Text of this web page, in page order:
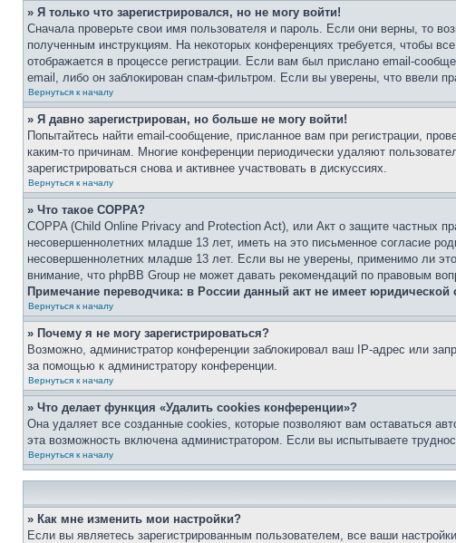
» Я только что зарегистрировался, но не могу войти!
Сначала проверьте свои имя пользователя и пароль. Если они верны, то
полученным инструкциям. На некоторых конференциях требуется, чтобы
отображается в процессе регистрации. Если вам был прислано email-
email, либо он заблокирован спам-фильтром. Если вы уверены, что ввели
Вернуться к началу
» Я давно зарегистрирован, но больше не могу войти!
Попытайтесь найти email-сообщение, присланное вам при регистрации,
каким-то причинам. Многие конференции периодически удаляют
зарегистрироваться снова и активнее участвовать в дискуссиях.
Вернуться к началу
» Что такое COPPA?
COPPA (Child Online Privacy and Protection Act), или Акт о защите частных
несовершеннолетних младше 13 лет, иметь на это письменное согласие
несовершеннолетних младше 13 лет. Если вы не уверены, применимо ли
внимание, что phpBB Group не может давать рекомендаций по правовым
Примечание переводчика: в России данный акт не имеет юридической
Вернуться к началу
» Почему я не могу зарегистрироваться?
Возможно, администратор конференции заблокировал ваш IP-адрес или
за помощью к администратору конференции.
Вернуться к началу
» Что делает функция «Удалить cookies конференции»?
Она удаляет все созданные cookies, которые позволяют вам оставаться
эта возможность включена администратором. Если вы испытываете
Вернуться к началу
» Как мне изменить мои настройки?
Если вы являетесь зарегистрированным пользователем, все ваши